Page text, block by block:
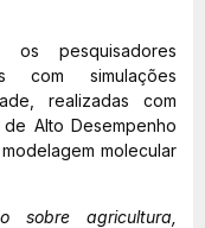
pesquisadores
com simulações
realizadas com
Alto Desempenho
molecular
sobre agricultura,